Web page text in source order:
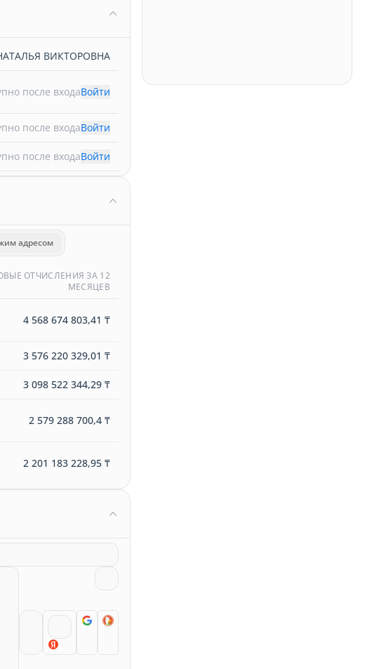
ВИКТОРОВНА
после входаВойти
после входаВойти
после входаВойти
адресом
ОТЧИСЛЕНИЯ ЗА 12
МЕСЯЦЕВ
4 568 674 803,41 ₸
3 576 220 329,01 ₸
3 098 522 344,29 ₸
2 579 288 700,4 ₸
2 201 183 228,95 ₸